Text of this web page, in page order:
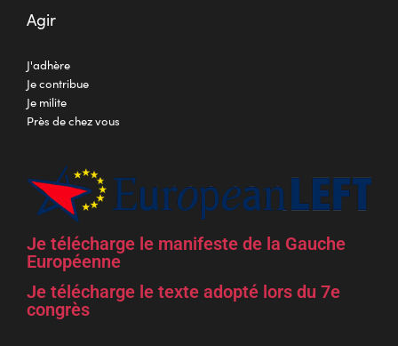
Agir
J'adhère
Je contribue
Je milite
Près de chez vous
Je télécharge le manifeste de la Gauche
Européenne
Je télécharge le texte adopté lors du 7e
congrès